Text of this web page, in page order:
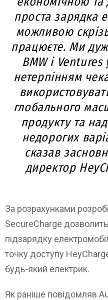
проста зарядка
можливою
працюєте. Ми
BMW i Ventures
нетерпінням
глобального
продукту та
недорогих
сказав
директор
За розрахунками
SecureChargе
підзарядку
точку доступу
будь-який електрик.
Як раніше повідомляв